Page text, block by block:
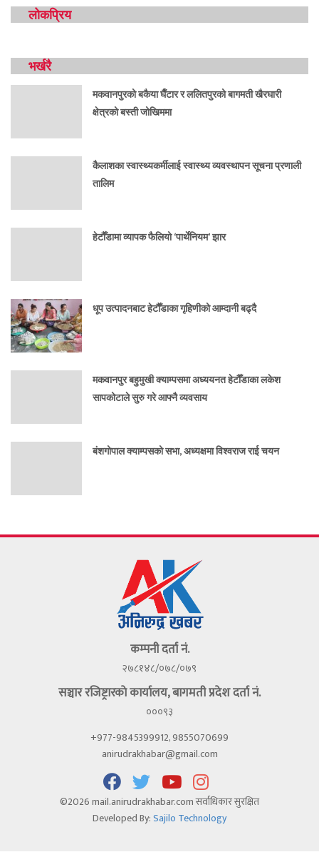
लोकप्रिय
भर्खरै
मकवानपुरको बकैया घैँटार र ललितपुरको बागमती खैरघारी
क्षेत्रको बस्ती जोखिममा
कैलाशका स्वास्थ्यकर्मीलाई स्वास्थ्य व्यवस्थापन सूचना प्रणाली
तालिम
हेटौँडामा व्यापक फैलियो ‘पार्थेनियम’ झार
धूप उत्पादनबाट हेटौँडाका गृहिणीको आम्दानी बढ्दै
मकवानपुर बहुमुखी क्याम्पसमा अध्ययनत हेटौँडाका लकेश
सापकोटाले सुरु गरे आफ्नै व्यवसाय
बंशगोपाल क्याम्पसको सभा, अध्यक्षमा विश्वराज राई चयन
कम्पनी दर्ता नं.
२७८१४८/०७८/०७९
सञ्चार रजिष्ट्रारकाे कार्यालय, बागमती प्रदेश दर्ता नं.
०००९३
+977-9845399912, 9855070699
anirudrakhabar@gmail.com
©2026 mail.anirudrakhabar.com सर्वाधिकार सुरक्षित
Developed By:Sajilo Technology